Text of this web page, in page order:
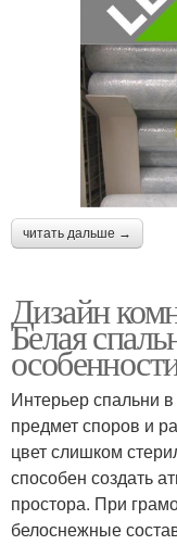
читать дальше →
Дизайн
Белая
Интерьер спальни
предмет споров и
цвет слишком
способен создать
простора. При
белоснежные